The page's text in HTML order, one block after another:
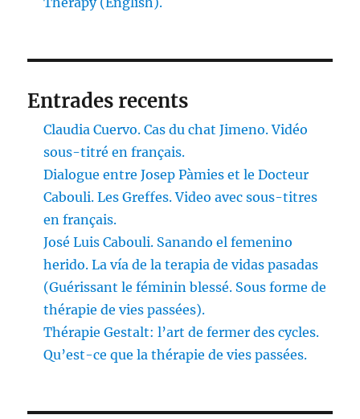
Entrades recents
Claudia Cuervo. Cas du chat Jimeno. Vidéo
sous-titré en français.
Dialogue entre Josep Pàmies et le Docteur
Cabouli. Les Greffes. Video avec sous-titres
en français.
José Luis Cabouli. Sanando el femenino
herido. La vía de la terapia de vidas pasadas
(Guérissant le féminin blessé. Sous forme de
thérapie de vies passées).
Thérapie Gestalt: l’art de fermer des cycles.
Qu’est-ce que la thérapie de vies passées.